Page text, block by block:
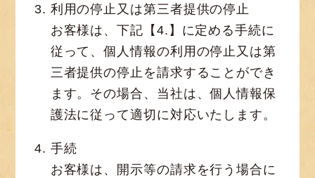
利用の停止又は第三者提供の停止
お客様は、下記【4.】に定める手続に
従って、個人情報の利用の停止又は第
三者提供の停止を請求することができ
ます。その場合、当社は、個人情報保
護法に従って適切に対応いたします。
手続
お客様は、開示等の請求を行う場合に